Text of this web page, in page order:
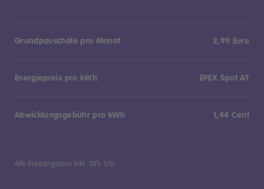
Grundpauschale pro Monat 2,99 Euro
Energiepreis pro kWh EPEX Spot AT
Abwicklungsgebühr pro kWh 1,44 Cent
Alle Preisangaben inkl. 20% USt.